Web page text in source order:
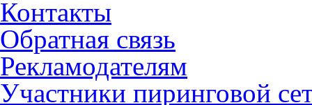
Контакты
Обратная связь
Рекламодателям
Участники пиринговой